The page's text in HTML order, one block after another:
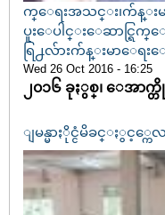
က္ေရးအသင္း၊က်န္းမာ
ပူးေပါင္းေဆာင္ရြ
ရြ႕လ်ားက်န္းမာေရ
Wed 26 Oct 2016 - 16:25
၂၀၁၆ ခုႏွစ္၊ ေအာ
ျမန္မာႏိုင္ငံမိခင္ႏွင့္က